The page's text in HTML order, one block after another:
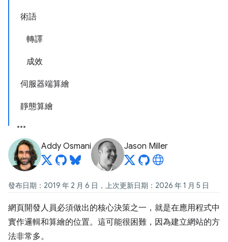
術語
轉譯
成效
伺服器端算繪
靜態算繪
Addy Osmani Jason Miller
發布日期：2019 年 2 月 6 日，上次更新日期：2026 年 1 月 5 日
網頁開發人員必須做出的核心決策之一，就是在應用程式中
實作邏輯和算繪的位置。這可能很困難，因為建立網站的方
法非常多。